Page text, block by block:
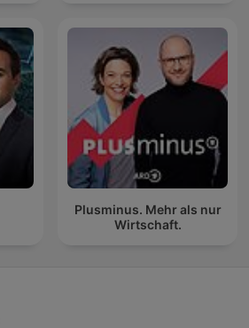
Plusminus. Mehr als nur
Wirtschaft.